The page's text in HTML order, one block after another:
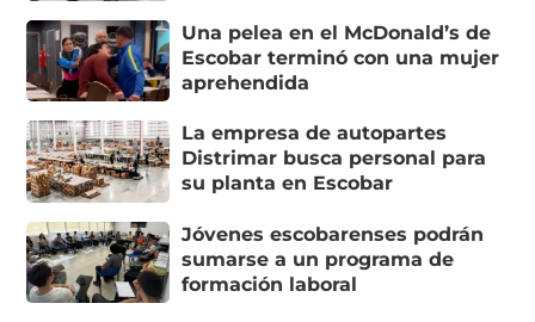
Una pelea en el McDonald’s de
Escobar terminó con una mujer
aprehendida
La empresa de autopartes
Distrimar busca personal para
su planta en Escobar
Jóvenes escobarenses podrán
sumarse a un programa de
formación laboral